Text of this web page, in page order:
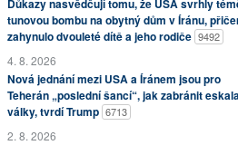
Důkazy nasvědčují tomu, že USA svrhly
tunovou bombu na obytný dům v Íránu,
zahynulo dvouleté dítě a jeho rodiče 9492
4. 8. 2026
Nová jednání mezi USA a Íránem jsou pro
Teherán „poslední šancí“, jak zabránit
války, tvrdí Trump 6713
2. 8. 2026